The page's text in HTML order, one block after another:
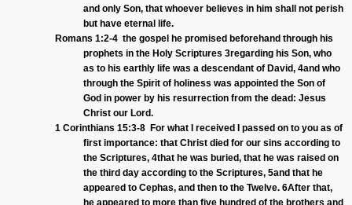
and only Son, that whoever believes in him shall not perish
but have eternal life.
Romans 1:2-4 the gospel he promised beforehand through his
prophets in the Holy Scriptures 3regarding his Son, who
as to his earthly life was a descendant of David, 4and who
through the Spirit of holiness was appointed the Son of
God in power by his resurrection from the dead: Jesus
Christ our Lord.
1 Corinthians 15:3-8 For what I received I passed on to you as of
first importance: that Christ died for our sins according to
the Scriptures, 4that he was buried, that he was raised on
the third day according to the Scriptures, 5and that he
appeared to Cephas, and then to the Twelve. 6After that,
he appeared to more than five hundred of the brothers and